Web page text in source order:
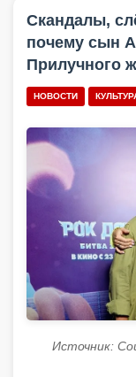
Скандалы,
почему сын
Прилучного
НОВОСТИ
Источник: